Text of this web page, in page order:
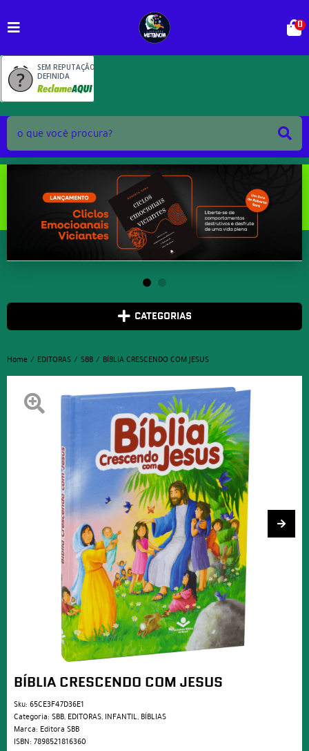
SEM REPUTAÇÃO
DEFINIDA
0
CATEGORIAS
Home EDITORAS SBB BÍBLIA CRESCENDO COM JESUS
BÍBLIA CRESCENDO COM JESUS
Sku: 65CE3F47D36E1
Categoria: SBB, EDITORAS, INFANTIL, BÍBLIAS
Marca: Editora SBB
ISBN: 7898521816360